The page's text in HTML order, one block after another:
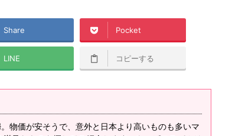
Share Pocket
LINE コピーする
物価が安そうで、意外と日本より高いものも多いマ
銀行／両替